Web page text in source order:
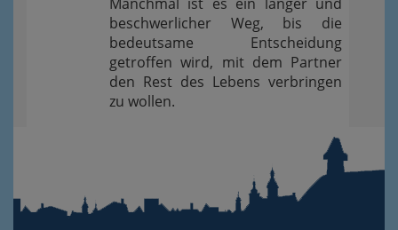
beschwerlicher Weg, bis die
bedeutsame Entscheidung
getroffen wird, mit dem Partner
den Rest des Lebens verbringen
zu wollen.